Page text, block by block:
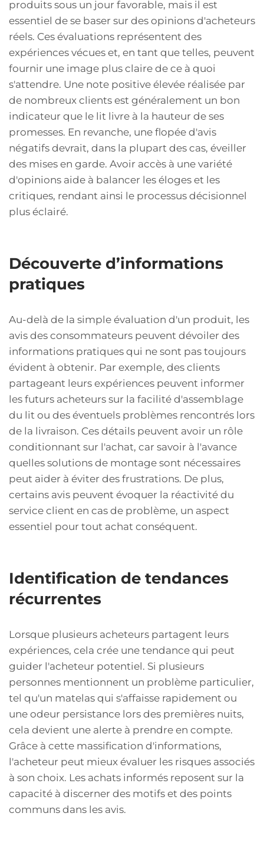
produits sous un jour favorable, mais il est
essentiel de se baser sur des opinions d'acheteurs
réels. Ces évaluations représentent des
expériences vécues et, en tant que telles, peuvent
fournir une image plus claire de ce à quoi
s'attendre. Une note positive élevée réalisée par
de nombreux clients est généralement un bon
indicateur que le lit livre à la hauteur de ses
promesses. En revanche, une flopée d'avis
négatifs devrait, dans la plupart des cas, éveiller
des mises en garde. Avoir accès à une variété
d'opinions aide à balancer les éloges et les
critiques, rendant ainsi le processus décisionnel
plus éclairé.
Découverte d’informations
pratiques
Au-delà de la simple évaluation d'un produit, les
avis des consommateurs peuvent dévoiler des
informations pratiques qui ne sont pas toujours
évident à obtenir. Par exemple, des clients
partageant leurs expériences peuvent informer
les futurs acheteurs sur la facilité d'assemblage
du lit ou des éventuels problèmes rencontrés lors
de la livraison. Ces détails peuvent avoir un rôle
conditionnant sur l'achat, car savoir à l'avance
quelles solutions de montage sont nécessaires
peut aider à éviter des frustrations. De plus,
certains avis peuvent évoquer la réactivité du
service client en cas de problème, un aspect
essentiel pour tout achat conséquent.
Identification de tendances
récurrentes
Lorsque plusieurs acheteurs partagent leurs
expériences, cela crée une tendance qui peut
guider l'acheteur potentiel. Si plusieurs
personnes mentionnent un problème particulier,
tel qu'un matelas qui s'affaisse rapidement ou
une odeur persistance lors des premières nuits,
cela devient une alerte à prendre en compte.
Grâce à cette massification d'informations,
l'acheteur peut mieux évaluer les risques associés
à son choix. Les achats informés reposent sur la
capacité à discerner des motifs et des points
communs dans les avis.